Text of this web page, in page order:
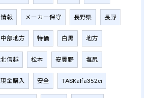
情報 メーカー保守 長野県 長野
中部地方 特価 白黒 地方
北信越 松本 安曇野 塩尻
現金購入 安全 TASKalfa352ci